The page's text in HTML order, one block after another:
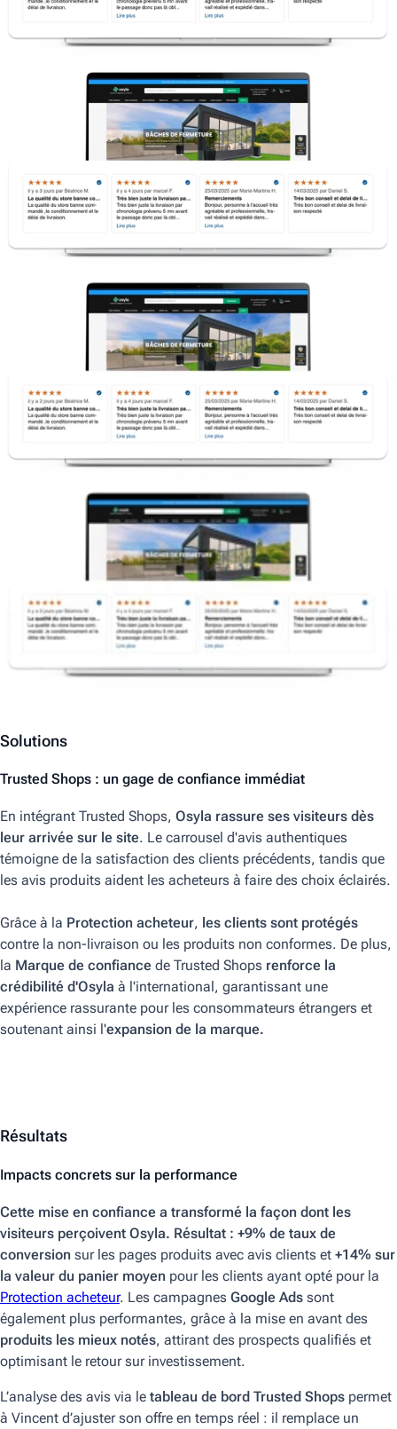
Solutions
Trusted Shops : un gage de confiance immédiat
En intégrant Trusted Shops, Osyla rassure ses visiteurs dès
leur arrivée sur le site. Le carrousel d'avis authentiques
témoigne de la satisfaction des clients précédents, tandis que
les avis produits aident les acheteurs à faire des choix éclairés.
Grâce à la Protection acheteur, les clients sont protégés
contre la non-livraison ou les produits non conformes. De plus,
la Marque de confiance de Trusted Shops renforce la
crédibilité d'Osyla à l'international, garantissant une
expérience rassurante pour les consommateurs étrangers et
soutenant ainsi l'expansion de la marque.
Résultats
Impacts concrets sur la performance
Cette mise en confiance a transformé la façon dont les
visiteurs perçoivent Osyla. Résultat : +9% de taux de
conversion sur les pages produits avec avis clients et +14% sur
la valeur du panier moyen pour les clients ayant opté pour la
Protection acheteur. Les campagnes Google Ads sont
également plus performantes, grâce à la mise en avant des
produits les mieux notés, attirant des prospects qualifiés et
optimisant le retour sur investissement.
L’analyse des avis via le tableau de bord Trusted Shops permet
à Vincent d’ajuster son offre en temps réel : il remplace un